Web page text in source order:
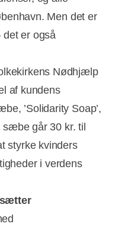
Men det er
er også
Nødhjælp
af kundens
’Solidarity Soap’,
sæbe går 30 kr. til
styrke kvinders
i verdens